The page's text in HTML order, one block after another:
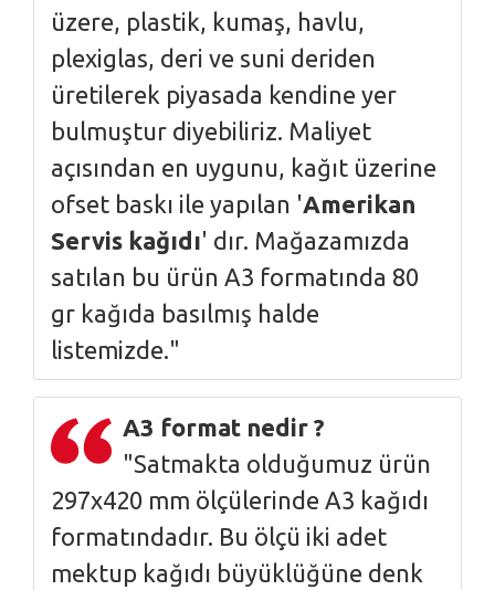
üzere, plastik, kumaş, havlu,
plexiglas, deri ve suni deriden
üretilerek piyasada kendine yer
bulmuştur diyebiliriz. Maliyet
açısından en uygunu, kağıt üzerine
ofset baskı ile yapılan 'Amerikan
Servis kağıdı' dır. Mağazamızda
satılan bu ürün A3 formatında 80
gr kağıda basılmış halde
listemizde."
A3 format nedir ?
"Satmakta olduğumuz ürün
297x420 mm ölçülerinde A3 kağıdı
formatındadır. Bu ölçü iki adet
mektup kağıdı büyüklüğüne denk